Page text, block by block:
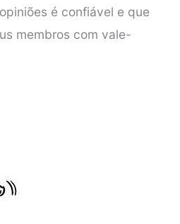
é confiável e que
membros com vale-